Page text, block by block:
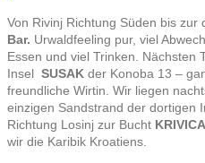
Von Rivinj Richtung Süden bis zur
Bar. Urwaldfeeling pur, viel
Essen und viel Trinken. Nächsten
Insel SUSAK der Konoba 13 –
freundliche Wirtin. Wir liegen
einzigen Sandstrand der dortigen
Richtung Losinj zur Bucht KRIVICA
wir die Karibik Kroatiens.